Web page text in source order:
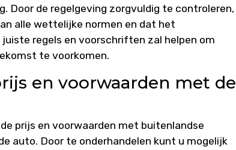
Door de regelgeving zorgvuldig te controleren,
alle wettelijke normen en dat het
regels en voorschriften zal helpen om
te voorkomen.
en voorwaarden met de
prijs en voorwaarden met buitenlandse
auto. Door te onderhandelen kunt u mogelijk